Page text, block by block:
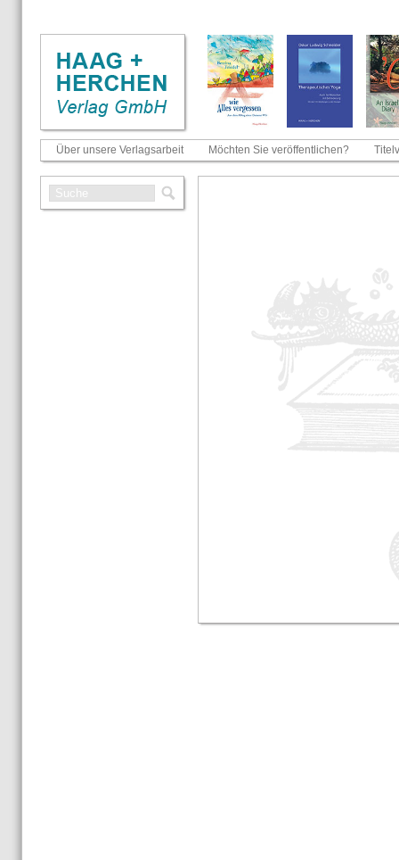
Über unsere Verlagsarbeit Möchten Sie veröffentlichen?